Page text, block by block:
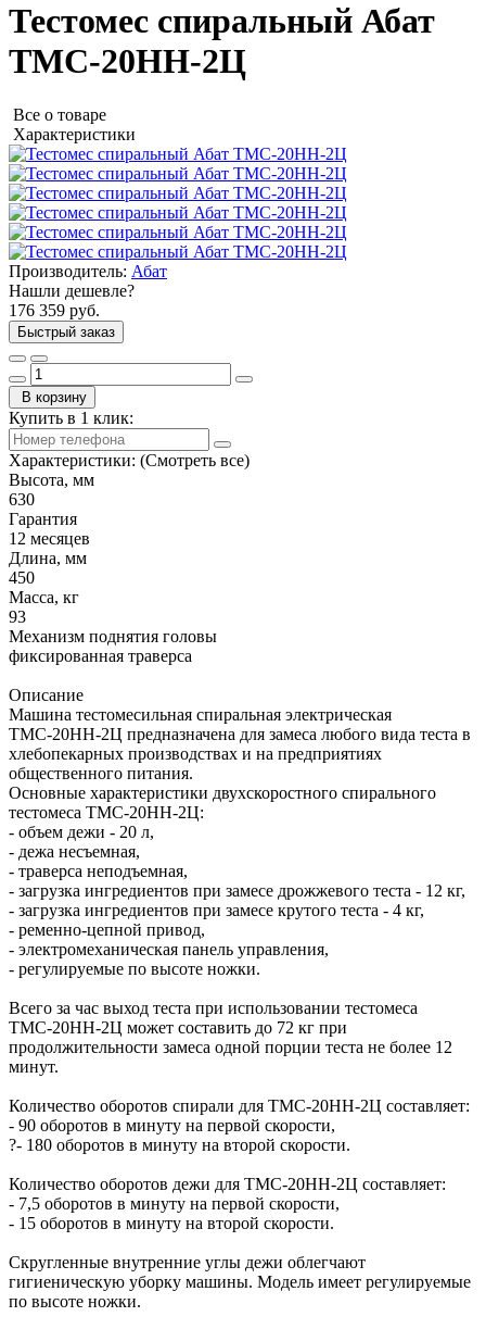
Тестомес спиральный Абат
ТМС-20НН-2Ц
Все о товаре
Характеристики
Производитель: Абат
Нашли дешевле?
176 359 руб.
Быстрый заказ
В корзину
Купить в 1 клик:
Характеристики: (Смотреть все)
Высота, мм
630
Гарантия
12 месяцев
Длина, мм
450
Масса, кг
93
Механизм поднятия головы
фиксированная траверса
Описание
Машина тестомесильная спиральная электрическая
ТМС-20НН-2Ц предназначена для замеса любого вида теста в
хлебопекарных производствах и на предприятиях
общественного питания.
Основные характеристики двухскоростного спирального
тестомеса ТМС-20НН-2Ц:
- объем дежи - 20 л,
- дежа несъемная,
- траверса неподъемная,
- загрузка ингредиентов при замесе дрожжевого теста - 12 кг,
- загрузка ингредиентов при замесе крутого теста - 4 кг,
- ременно-цепной привод,
- электромеханическая панель управления,
- регулируемые по высоте ножки.
Всего за час выход теста при использовании тестомеса
ТМС-20НН-2Ц может составить до 72 кг при
продолжительности замеса одной порции теста не более 12
минут.
Количество оборотов спирали для ТМС-20НН-2Ц составляет:
- 90 оборотов в минуту на первой скорости,
?- 180 оборотов в минуту на второй скорости.
Количество оборотов дежи для ТМС-20НН-2Ц составляет:
- 7,5 оборотов в минуту на первой скорости,
- 15 оборотов в минуту на второй скорости.
Скругленные внутренние углы дежи облегчают
гигиеническую уборку машины. Модель имеет регулируемые
по высоте ножки.